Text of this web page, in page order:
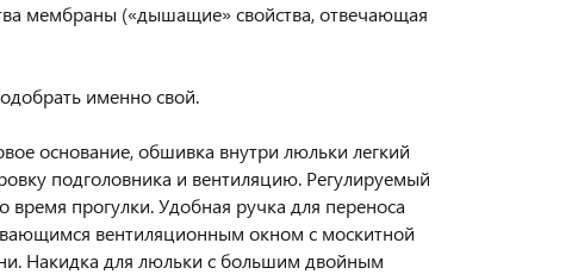
мембраны («дышащие» свойства, отвечающая
именно свой.
основание, обшивка внутри люльки легкий
подголовника и вентиляцию. Регулируемый
прогулки. Удобная ручка для переноса
вентиляционным окном с москитной
Накидка для люльки с большим двойным